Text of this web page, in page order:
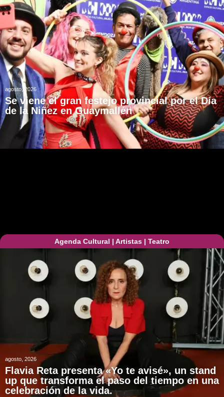
agosto, 2026
Se viene el gran festejo provincial por el Día
de la Niñez en Guaymallén
Agenda Cultural | Artistas | Teatro
agosto, 2026
Flavia Reta presenta «Yo te avisé», un stand
up que transforma el paso del tiempo en una
celebración de la vida.